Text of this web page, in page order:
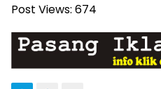
Post Views: 674